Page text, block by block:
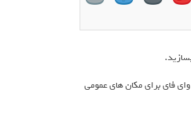
QRcdr قابلیت ساخت کد های QR مبنی بر آدرس وب سایت , شماره تماس , موقعیت مکانی , آدرس ایمیل , User – Pass وای فای برای مکان های عمومی